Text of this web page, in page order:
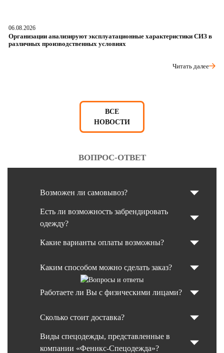
06.08.2026
Организации анализируют эксплуатационные характеристики СИЗ в
различных производственных условиях
Читать далее
ВСЕ
НОВОСТИ
ВОПРОС-ОТВЕТ
Возможен ли самовывоз?
Есть ли возможность забрендировать
одежду?
Какие варианты оплаты возможны?
Каким способом можно сделать заказ?
Работаете ли Вы с физическими лицами?
Сколько стоит доставка?
Виды спецодежды, представленные в
компании «Феникс-Спецодежда»?